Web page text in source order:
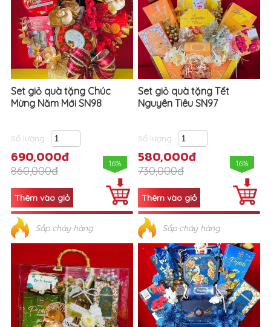
Set giỏ quà tặng Chúc
Mừng Năm Mới SN98
Số lượng
690,000đ
860,000đ
16%
Sắp cháy hàng
Set giỏ quà tặng Tết
Nguyên Tiêu SN97
Số lượng
580,000đ
730,000đ
16%
Sắp cháy hàng